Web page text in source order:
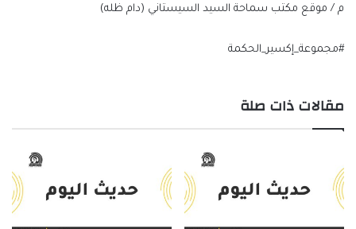
م / موقع مكتب سماحة السيد السيستاني (دام ظله)
#مجموعة_إكسير_الحكمة
مقالات ذات صلة